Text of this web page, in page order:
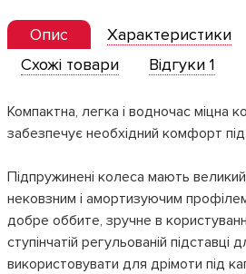
Опис Характеристики
Схожі товари
Відгуки 1
Компактна, легка і водночас міцна
забезпечує необхідний комфорт
Підпружинені колеса мають
нековзним і амортизуючим
добре оббите, зручне в
ступінчатій регульованій підставці
використовувати для дрімоти під